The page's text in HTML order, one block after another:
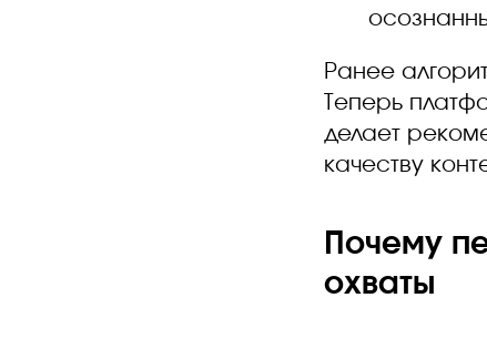
Ранее
Теперь
делает
качеству
Почему
охваты